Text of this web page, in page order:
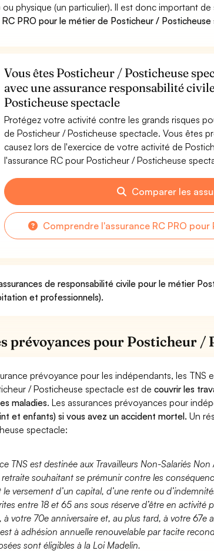
physique (un particulier). Il est donc important
RC PRO pour le métier de Posticheur /
Vous êtes Posticheur / Posticheuse
avec une assurance responsabilité
Posticheuse spectacle
Protégez votre activité contre les grands risques
de Posticheur / Posticheuse spectacle. Vous êtes
causez lors de l'exercice de votre activité de
l'assurance RC pour Posticheur / Posticheuse
Comparer les
Comprendre l'assurance RC PRO
de responsabilité civile pour le métier
et professionnels).
prévoyances pour Posticheur /
prévoyance pour les indépendants, les TNS
/ Posticheuse spectacle est decouvrir les
maladies. Les assurances prévoyances pour
et enfants) si vous avez un accident mortel. Un
spectacle:
TNS est destinée aux Travailleurs Non-Salariés
souhaitant se prémunir contre les
versement d’un capital, d’une rente ou
entre 18 et 65 ans sous réserve d’être en
à votre 70e anniversaire et, au plus tard, à votre 67e
est à adhésion annuelle renouvelable par tacite
sont éligibles à la Loi Madelin.